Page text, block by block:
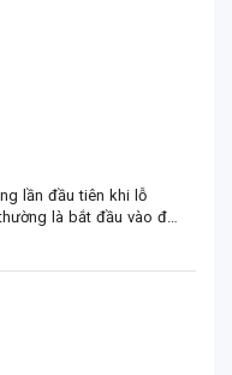
lần đầu tiên khi lỗ
là bắt đầu vào độ